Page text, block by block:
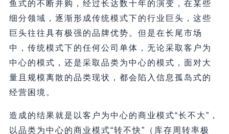
鱼式的不断并购，经过长达数十年的演变，在某些
细分领域，逐渐形成传统模式下的行业巨头，这些
巨头往往具有极强的品牌优势。但是在长尾市场
中，传统模式下的任何公司单体，无论采取客户为
中心的模式，还是采取品类为中心的模式，面对大
量且规模离散的品类现状，都会陷入信息孤岛式的
经营困境。
造成的结果就是以客户为中心的商业模式“长不大”，
以品类为中心的商业模式“转不快”（库存周转率极